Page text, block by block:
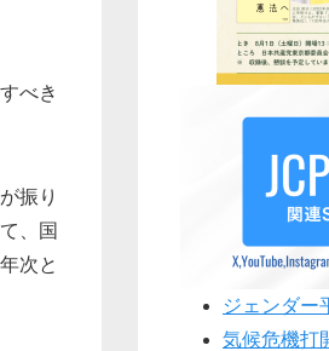
べき
振り
、国
次と
ジェンダー
気候危機打